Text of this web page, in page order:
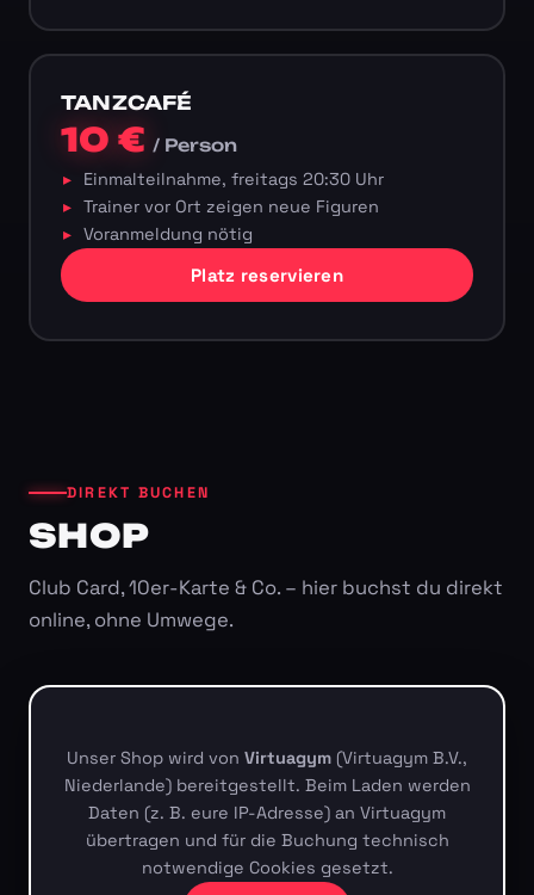
TANZCAFÉ
10 €/ Person
Einmalteilnahme, freitags 20:30 Uhr
Trainer vor Ort zeigen neue Figuren
Voranmeldung nötig
Platz reservieren
DIREKT BUCHEN
SHOP
Club Card, 10er-Karte & Co. – hier buchst du direkt
online, ohne Umwege.
Unser Shop wird von Virtuagym (Virtuagym B.V.,
Niederlande) bereitgestellt. Beim Laden werden
Daten (z. B. eure IP-Adresse) an Virtuagym
übertragen und für die Buchung technisch
notwendige Cookies gesetzt.